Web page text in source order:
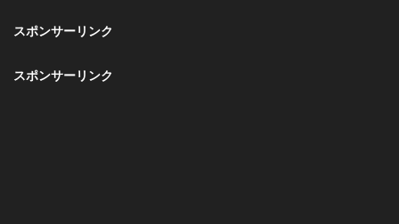
スポンサーリンク
スポンサーリンク